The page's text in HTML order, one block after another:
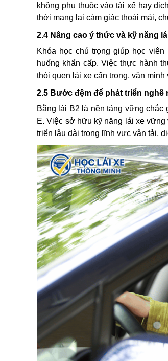
không phụ thuộc vào tài xế hay
thời mang lại cảm giác thoải mái,
2.4 Nâng cao ý thức và kỹ năng
Khóa học chú trọng giúp học
huống khẩn cấp. Việc thực hành
thói quen lái xe cẩn trọng, văn
2.5 Bước đệm để phát triển
Bằng lái B2 là nền tảng vững
E. Việc sở hữu kỹ năng lái xe
triển lâu dài trong lĩnh vực vận tải,